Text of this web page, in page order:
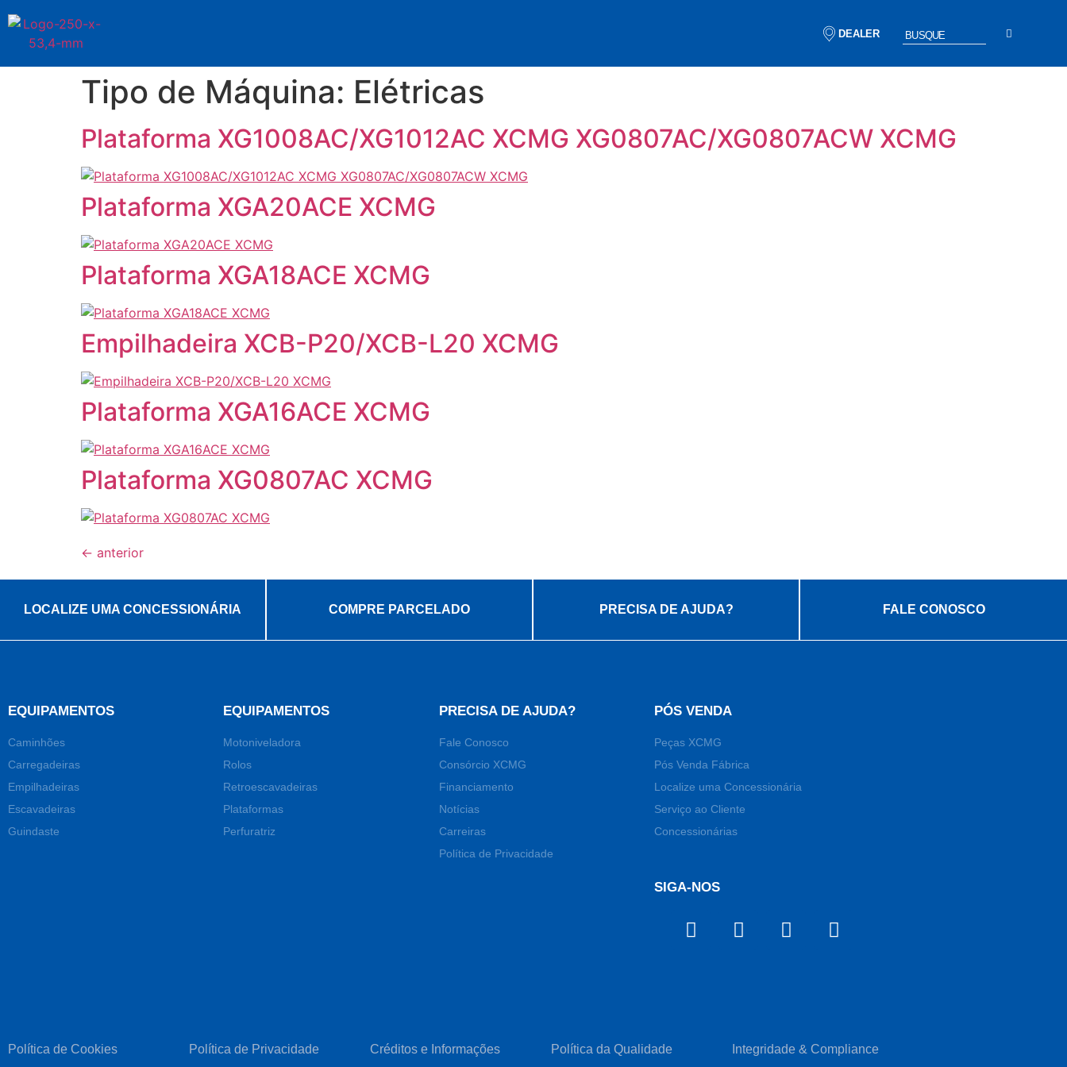
DEALER
Tipo de Máquina: Elétricas
Plataforma XG1008AC/XG1012AC XCMG XG0807AC/XG0807ACW XCMG
Plataforma XGA20ACE XCMG
Plataforma XGA18ACE XCMG
Empilhadeira XCB-P20/XCB-L20 XCMG
Plataforma XGA16ACE XCMG
Plataforma XG0807AC XCMG
← anterior
LOCALIZE UMA CONCESSIONÁRIA COMPRE PARCELADO PRECISA DE AJUDA? FALE CONOSCO
EQUIPAMENTOS
Caminhões
Carregadeiras
Empilhadeiras
Escavadeiras
Guindaste
EQUIPAMENTOS
Motoniveladora
Rolos
Retroescavadeiras
Plataformas
Perfuratriz
PRECISA DE AJUDA?
Fale Conosco
Consórcio XCMG
Financiamento
Notícias
Carreiras
Política de Privacidade
PÓS VENDA
Peças XCMG
Pós Venda Fábrica
Localize uma Concessionária
Serviço ao Cliente
Concessionárias
SIGA-NOS
Política de Cookies Política de Privacidade Créditos e Informações Política da Qualidade Integridade & Compliance